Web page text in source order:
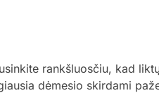
rankšluosčiu, kad
dėmesio skirdami